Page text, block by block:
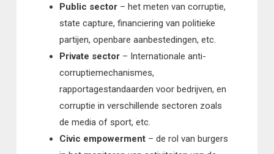
Public sector – het meten van corruptie,
state capture, financiering van politieke
partijen, openbare aanbestedingen, etc.
Private sector– Internationale anti-
corruptiemechanismes,
rapportagestandaarden voor bedrijven, en
corruptie in verschillende sectoren zoals
de media of sport, etc.
Civic empowerment– de rol van burgers